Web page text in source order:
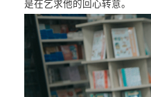
是在乞求他的回心转意。